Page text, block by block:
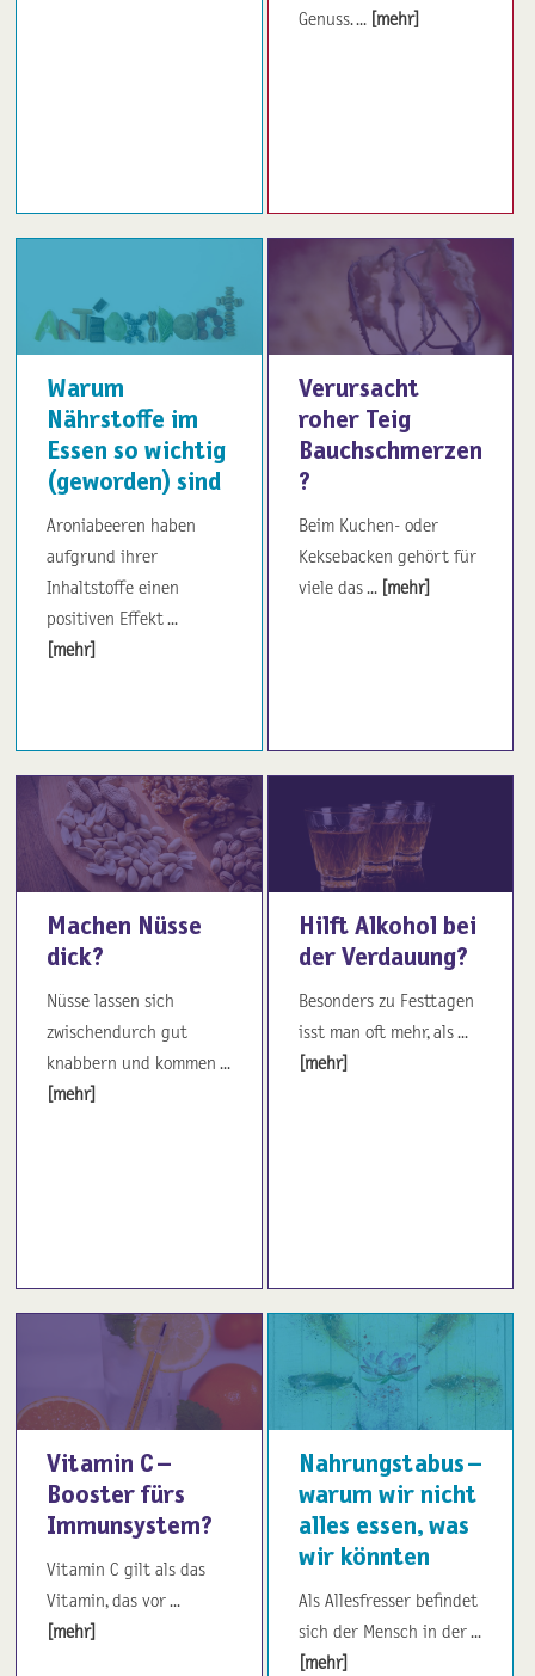
Genuss. ... [mehr]
Warum
Nährstoffe im
Essen so wichtig
(geworden) sind
Aroniabeeren haben
aufgrund ihrer
Inhaltstoffe einen
positiven Effekt ...
[mehr]
Verursacht
roher Teig
Bauchschmerzen
?
Beim Kuchen- oder
Keksebacken gehört für
viele das ... [mehr]
Machen Nüsse
dick?
Nüsse lassen sich
zwischendurch gut
knabbern und kommen ...
[mehr]
Hilft Alkohol bei
der Verdauung?
Besonders zu Festtagen
isst man oft mehr, als ...
[mehr]
Vitamin C –
Booster fürs
Immunsystem?
Vitamin C gilt als das
Vitamin, das vor ...
[mehr]
Nahrungstabus –
warum wir nicht
alles essen, was
wir könnten
Als Allesfresser befindet
sich der Mensch in der ...
[mehr]